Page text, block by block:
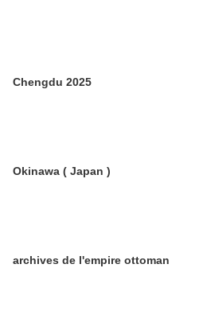
Chengdu 2025
Okinawa ( Japan )
archives de l'empire ottoman